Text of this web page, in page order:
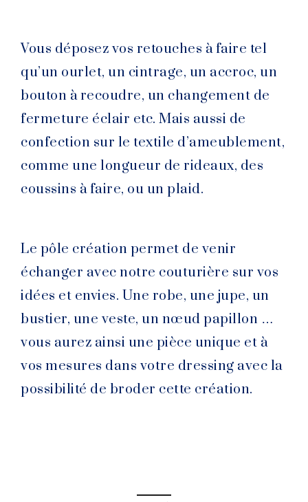
Vous déposez vos retouches à faire tel
qu’un ourlet, un cintrage, un accroc, un
bouton à recoudre, un changement de
fermeture éclair etc. Mais aussi de
confection sur le textile d’ameublement,
comme une longueur de rideaux, des
coussins à faire, ou un plaid.
Le pôle création permet de venir
échanger avec notre couturière sur vos
idées et envies. Une robe, une jupe, un
bustier, une veste, un nœud papillon …
vous aurez ainsi une pièce unique et à
vos mesures dans votre dressing avec la
possibilité de broder cette création.